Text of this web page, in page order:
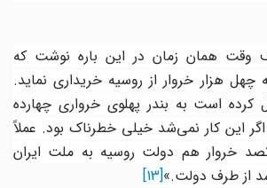
همان زمان در این باره نوشت که
هزار خروار از روسیه خریداری نماید.
است به بندر پهلوی خرواری چهارده
این کار نمی‌شد خیلی خطرناک بود. عملاً
خروار هم دولت روسیه به ملت ایران
از طرف دولت.»
[13]